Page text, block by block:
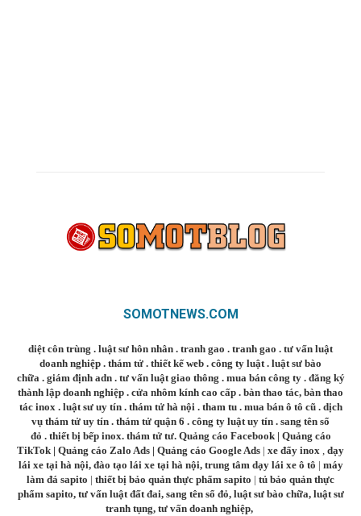
SOMOTNEWS.COM
diệt côn trùng . luật sư hôn nhân . tranh gao . tranh gao . tư vấn luật
doanh nghiệp . thám tử . thiết kế web . công ty luật. luật sư bào
chữa. giám định adn. tư vấn luật giao thông . mua bán công ty. đăng ký
thành lập doanh nghiệp . cửa nhôm kính cao cấp . bàn thao tác, bàn thao
tác inox. luật sư uy tín. thám tử hà nội. tham tu. mua bán ô tô cũ. dịch
vụ thám tử uy tín . thám tử quận 6 . công ty luật uy tín . sang tên sổ
đỏ . thiết bị bếp inox. thám tử tư. Quảng cáo Facebook| Quảng cáo
TikTok | Quảng cáo Zalo Ads | Quảng cáo Google Ads | xe đẩy inox , dạy
lái xe tại hà nội, đào tạo lái xe tại hà nội, trung tâm dạy lái xe ô tô | máy
làm đá sapito | thiết bị bảo quản thực phẩm sapito | tủ bảo quản thực
phẩm sapito, tư vấn luật đất đai, sang tên sổ đỏ, luật sư bào chữa, luật sư
tranh tụng, tư vấn doanh nghiệp,